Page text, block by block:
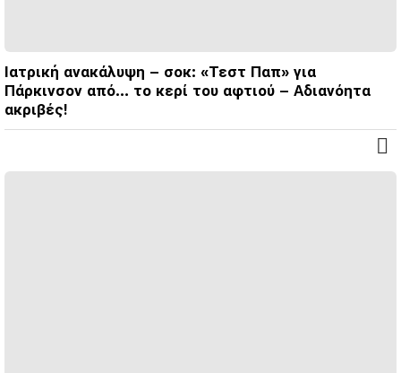
Ιατρική ανακάλυψη – σοκ: «Τεστ Παπ» για
Πάρκινσον από… το κερί του αφτιού – Aδιανόητα
ακριβές!